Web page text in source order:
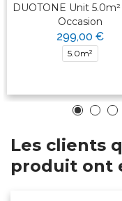
DUOTONE Unit
Occasion
299,00 €
5.0m²
Les clients
produit ont